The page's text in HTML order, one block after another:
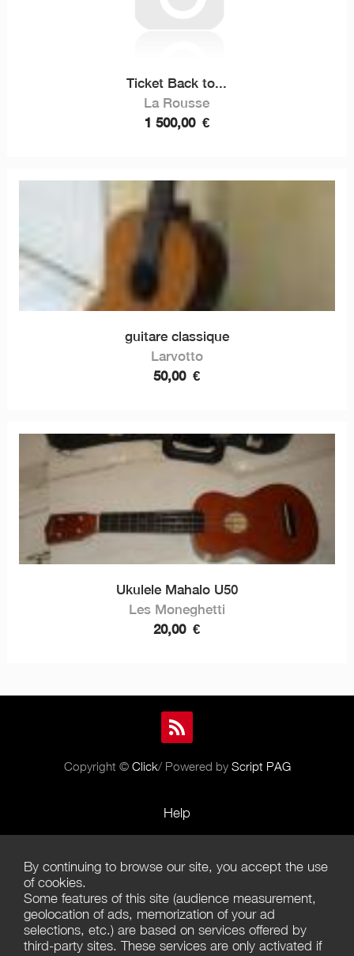
Ticket Back to...
La Rousse
1 500,00 €
guitare classique
Larvotto
50,00 €
Ukulele Mahalo U50
Les Moneghetti
20,00 €
Copyright © Click/ Powered by Script PAG
Help
Terms of Use
Terms of Sales
Privacy Policy
By continuing to browse our site, you accept the use
of cookies.
Some features of this site (audience measurement,
geolocation of ads, memorization of your ad
selections, etc.) are based on services offered by
third-party sites. These services are only activated if